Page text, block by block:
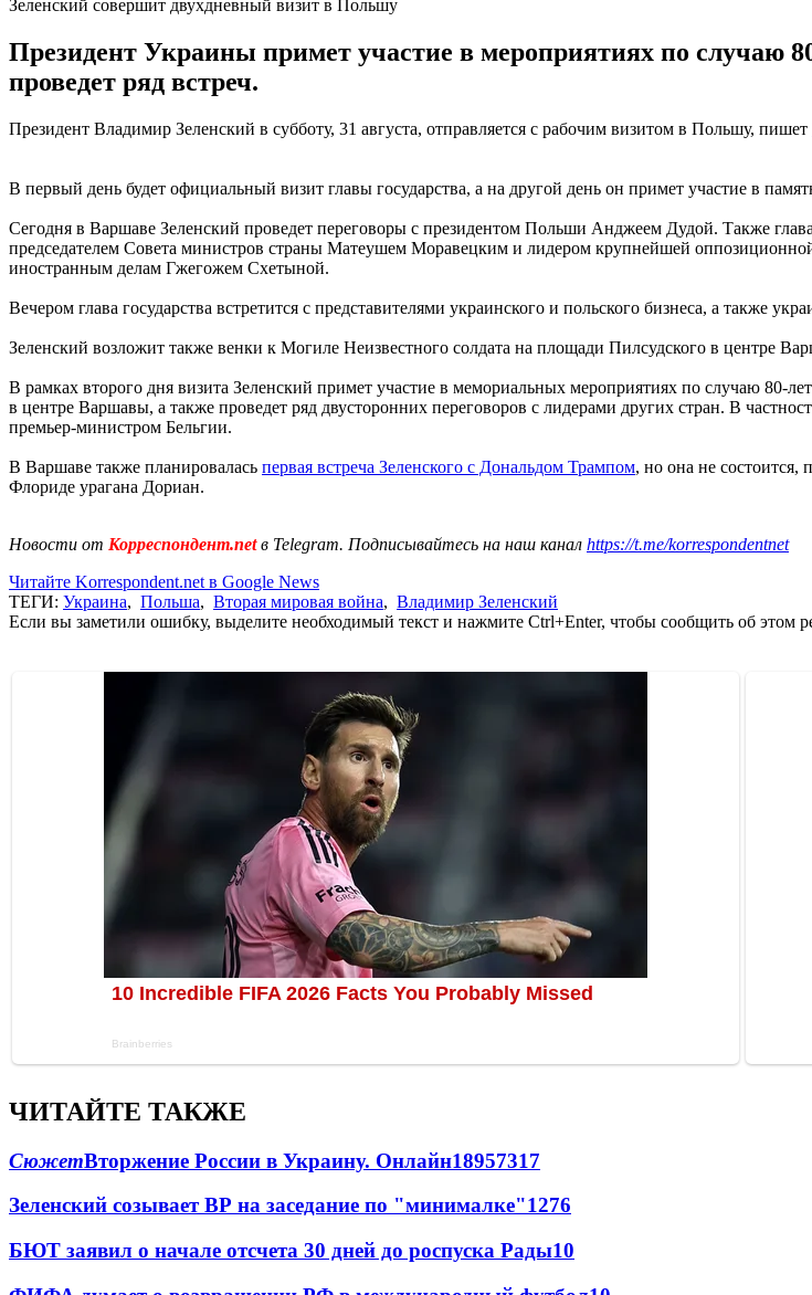
Зеленский совершит двухдневный визит в Польшу
Президент Украины примет участие в мероприятиях по случаю
проведет ряд встреч.
Президент Владимир Зеленский в субботу, 31 августа, отправляется с рабочим визитом в Польшу, пишет
В первый день будет официальный визит главы государства, а на другой день он примет участие в
Сегодня в Варшаве Зеленский проведет переговоры с президентом Польши Анджеем Дудой. Также
председателем Совета министров страны Матеушем Моравецким и лидером крупнейшей
иностранным делам Гжегожем Схетыной.
Вечером глава государства встретится с представителями украинского и польского бизнеса, а также
Зеленский возложит также венки к Могиле Неизвестного солдата на площади Пилсудского в центре
В рамках второго дня визита Зеленский примет участие в мемориальных мероприятиях по случаю 80-
в центре Варшавы, а также проведет ряд двусторонних переговоров с лидерами других стран. В
премьер-министром Бельгии.
В Варшаве также планировалась первая встреча Зеленского с Дональдом Трампом, но она не состоится,
Флориде урагана Дориан.
Новости от Корреспондент.netв Telegram. Подписывайтесь на наш канал https://t.me/korrespondentnet
Читайте Korrespondent.net в Google News
ТЕГИ: Украина, Польша, Вторая мировая война, Владимир Зеленский
Если вы заметили ошибку, выделите необходимый текст и нажмите Ctrl+Enter, чтобы сообщить об этом
ЧИТАЙТЕ ТАКЖЕ
СюжетВторжение России в Украину. Онлайн18957317
Зеленский созывает ВР на заседание по "минималке"1276
БЮТ заявил о начале отсчета 30 дней до роспуска Рады10